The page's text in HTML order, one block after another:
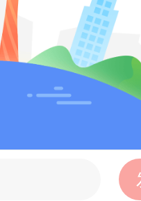
前高端客群出
性，愿意为独
”。今年暑期，
场表现抢眼
景观长廊推